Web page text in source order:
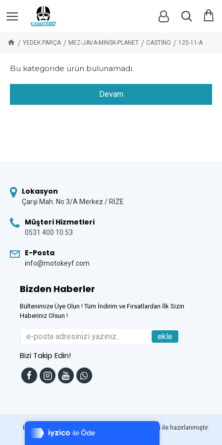
7/24 Canlı Destek
%100 Sorunsuz Alışveriş
YEDEK PARÇA MEZ-JAVA-MİNSK-PLANET CASTİNO 125-11-A
Bu kategoride ürün bulunamadı.
Devam
Lokasyon
Çarşi Mah. No 3/A Merkez / RİZE
Müşteri Hizmetleri
0531 400 10 53
E-Posta
info@motokeyf.com
Bizden Haberler
Bültenimize Üye Olun ! Tüm İndirim ve Fırsatlardan İlk Sizin
Haberiniz Olsun !
ekle
Bizi Takip Edin!
Bu Site DumanSoft Gelişmiş E-Ticaret sistemleri ile hazırlanmıştır.